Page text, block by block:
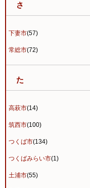
さ
下妻市(57)
常総市(72)
た
高萩市(14)
筑西市(100)
つくば市(134)
つくばみらい市(1)
土浦市(55)